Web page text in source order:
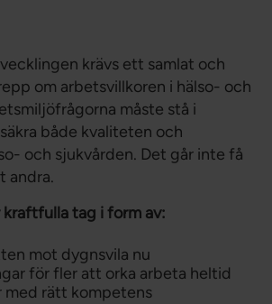
krävs ett samlat och
om arbetsvillkoren i hälso- och
måste stå i
både kvaliteten och
och sjukvården. Det går inte få
andra.
kraftfulla tag i form av:
mot dygnsvila nu
för fler att orka arbeta heltid
med rätt kompetens